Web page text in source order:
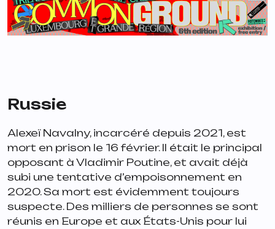
Russie
Alexeï Navalny, incarcéré depuis 2021, est
mort en prison le 16 février. Il était le principal
opposant à Vladimir Poutine, et avait déjà
subi une tentative d’empoisonnement en
2020. Sa mort est évidemment toujours
suspecte. Des milliers de personnes se sont
réunis en Europe et aux États-Unis pour lui